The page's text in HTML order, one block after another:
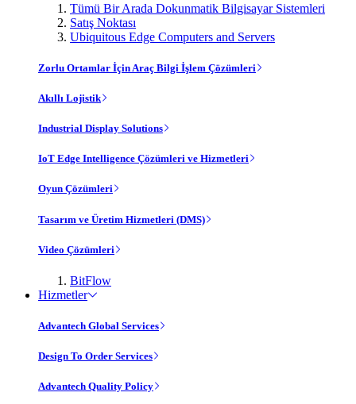
Tümü Bir Arada Dokunmatik Bilgisayar Sistemleri
Satış Noktası
Ubiquitous Edge Computers and Servers
Zorlu Ortamlar İçin Araç Bilgi İşlem Çözümleri
Akıllı Lojistik
Industrial Display Solutions
IoT Edge Intelligence Çözümleri ve Hizmetleri
Oyun Çözümleri
Tasarım ve Üretim Hizmetleri (DMS)
Video Çözümleri
BitFlow
Hizmetler
Advantech Global Services
Design To Order Services
Advantech Quality Policy